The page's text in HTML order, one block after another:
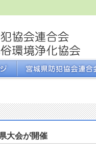
大会が開催